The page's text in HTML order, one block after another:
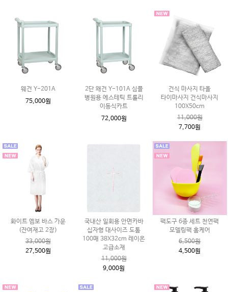
웨건 Y-201A
75,000원
2단 왜건 Y-101A 심플
병원용 에스테틱 트롤리
이동식카트
72,000원
건식 마사지 타올
타이마사지 건식마사지
100X50cm
11,000원
7,700원
화이트 엠보 바스 가운
(잔여재고 2장)
33,000원
27,500원
국내산 일회용 안면카바
십자형 대사이즈 도톰
100매 38X32cm 레이온
고급소재
11,000원
9,000원
팩도구 6종 세트 천연팩
모델링팩 홈케어
6,500원
4,500원